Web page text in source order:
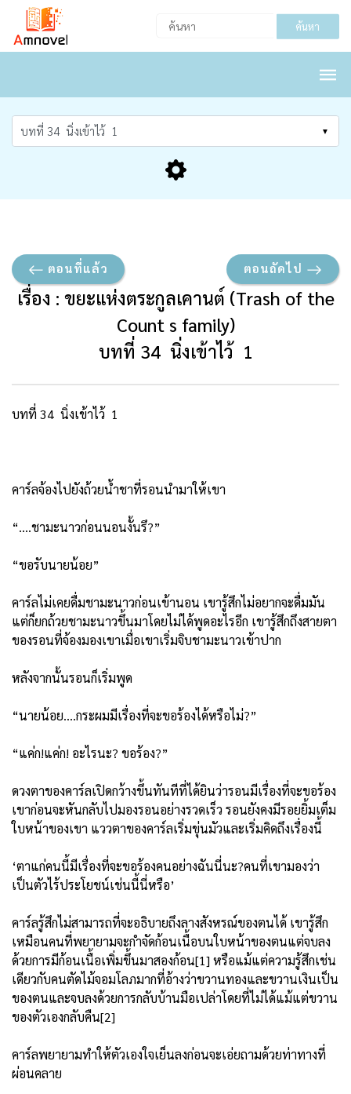
ค้นหา
ตอนที่แล้ว ตอนถัดไป
เรื่อง : ขยะแห่งตระกูลเคานต์ (Trash of the
Count s family)
บทที่ 34 นิ่งเข้าไว้ 1
บทที่ 34 นิ่งเข้าไว้ 1
คาร์ลจ้องไปยังถ้วยน้ำชาที่รอนนำมาให้เขา
“....ชามะนาวก่อนนอนงั้นรึ?”
“ขอรับนายน้อย”
คาร์ลไม่เคยดื่มชามะนาวก่อนเข้านอน เขารู้สึกไม่อยากจะดื่มมัน
แต่ก็ยกถ้วยชามะนาวขึ้นมาโดยไม่ได้พูดอะไรอีก เขารู้สึกถึงสายตา
ของรอนที่จ้องมองเขาเมื่อเขาเริ่มจิบชามะนาวเข้าปาก
หลังจากนั้นรอนก็เริ่มพูด
“นายน้อย....กระผมมีเรื่องที่จะขอร้องได้หรือไม่?”
“แค่ก!แค่ก! อะไรนะ? ขอร้อง?”
ดวงตาของคาร์ลเปิดกว้างขึ้นทันทีที่ได้ยินว่ารอนมีเรื่องที่จะขอร้อง
เขาก่อนจะหันกลับไปมองรอนอย่างรวดเร็ว รอนยังคงมีรอยยิ้มเต็ม
ใบหน้าของเขา แววตาของคาร์ลเริ่มขุ่นมัวและเริ่มคิดถึงเรื่องนี้
‘ตาแก่คนนี้มีเรื่องที่จะขอร้องคนอย่างฉันนี่นะ?คนที่เขามองว่า
เป็นตัวไร้ประโยชน์เช่นนี้นี่หรือ’
คาร์ลรู้สึกไม่สามารถที่จะอธิบายถึงลางสังหรณ์ของตนได้ เขารู้สึก
เหมือนคนที่พยายามจะกำจัดก้อนเนื้อบนใบหน้าของตนแต่จบลง
ด้วยการมีก้อนเนื้อเพิ่มขึ้นมาสองก้อน[1] หรือแม้แต่ความรู้สึกเช่น
เดียวกับคนตัดไม้จอมโลภมากที่อ้างว่าขวานทองและขวานเงินเป็น
ของตนและจบลงด้วยการกลับบ้านมือเปล่าโดยที่ไม่ได้แม้แต่ขวาน
ของตัวเองกลับคืน[2]
คาร์ลพยายามทำให้ตัวเองใจเย็นลงก่อนจะเอ่ยถามด้วยท่าทางที่
ผ่อนคลาย